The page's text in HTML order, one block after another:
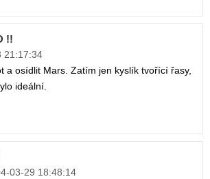
!!
21:17:34
a osídlit Mars. Zatím jen kyslík tvořící řasy,
ideální.
03-29 18:48:14